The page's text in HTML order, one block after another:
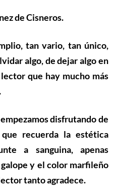
de Cisneros.
tan vario, tan único,
algo, de dejar algo en
que hay mucho más
mpezamos disfrutando de
recuerda la estética
a sanguina, apenas
y el color marfileño
tanto agradece.